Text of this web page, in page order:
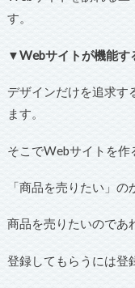
す。
▼Webサイトが機能す
デザインだけを追求す
ます。
そこでWebサイトを作
「商品を売りたい」
商品を売りたいのであ
登録してもらうには登